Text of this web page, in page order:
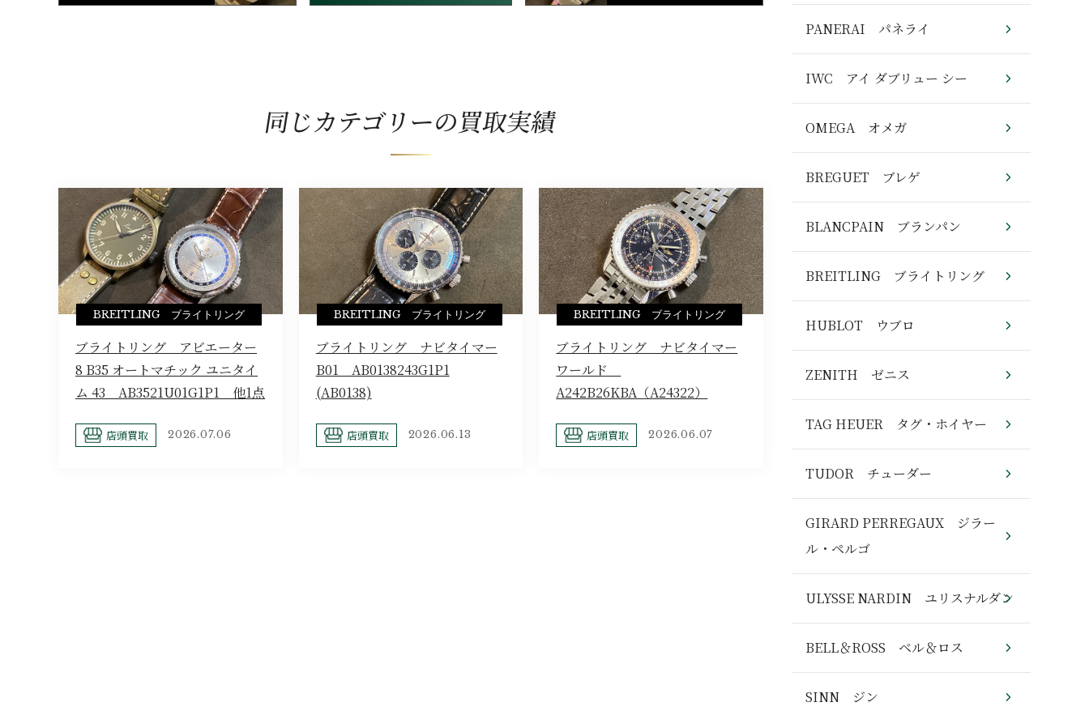
同じカテゴリーの買取実績
BREITLING ブライトリング
ブライトリング アビエーター
8 B35 オートマチック ユニタイ
ム 43 AB3521U01G1P1 他1点
店頭買取 2026.07.06
BREITLING ブライトリング
ブライトリング ナビタイマー
B01 AB0138243G1P1
(AB0138)
店頭買取 2026.06.13
BREITLING ブライトリング
ブライトリング ナビタイマー
ワールド
A242B26KBA（A24322）
店頭買取 2026.06.07
PANERAI パネライ
IWC アイ ダブリュー シー
OMEGA オメガ
BREGUET ブレゲ
BLANCPAIN ブランパン
BREITLING ブライトリング
HUBLOT ウブロ
ZENITH ゼニス
TAG HEUER タグ・ホイヤー
TUDOR チューダー
GIRARD PERREGAUX ジラー
ル・ペルゴ
ULYSSE NARDIN ユリスナルダン
BELL＆ROSS ベル＆ロス
SINN ジン